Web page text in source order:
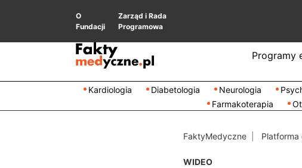
O
Fundacji
Zarząd i Rada
Programowa
Programy
Kardiologia Diabetologia Neurologia
Farmakoterapia
FaktyMedyczne Platforma
WIDEO